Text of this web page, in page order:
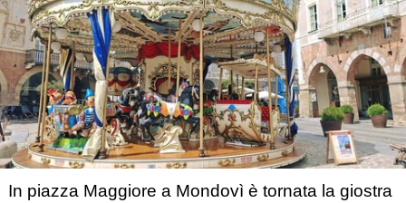
In piazza Maggiore a Mondovì è tornata la giostra